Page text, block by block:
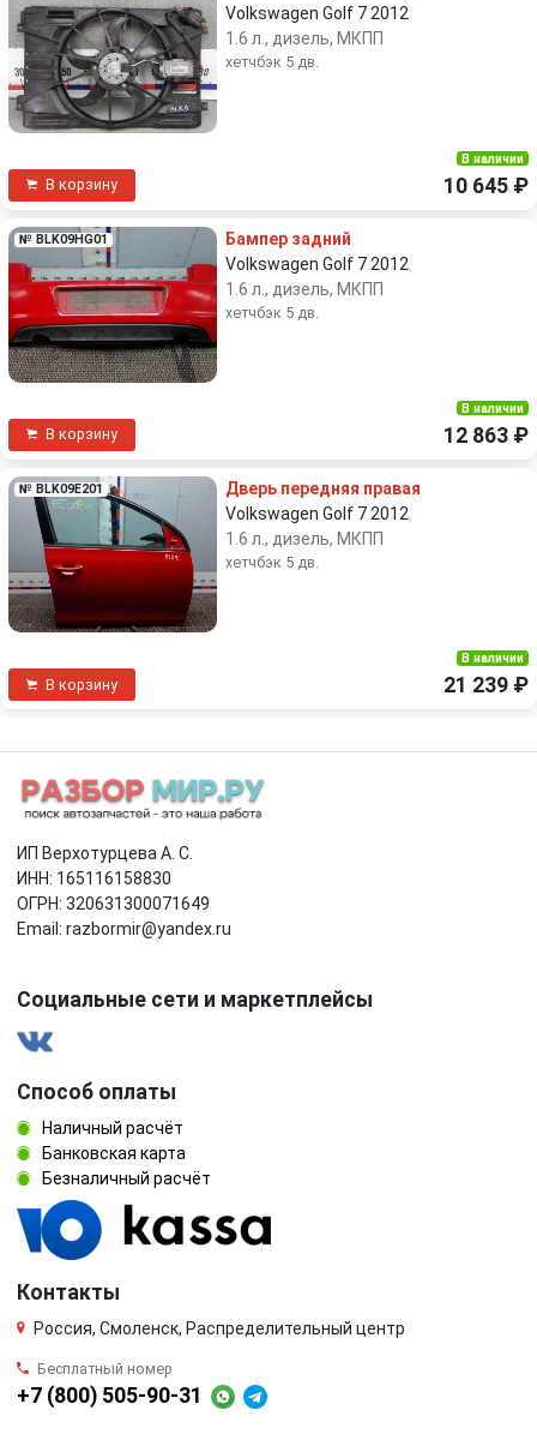
Volkswagen Golf 7 2012
1.6 л., дизель, МКПП
хетчбэк 5 дв.
В корзину
В наличии
10 645 ₽
№ BLK09HG01
Бампер задний
Volkswagen Golf 7 2012
1.6 л., дизель, МКПП
хетчбэк 5 дв.
В корзину
В наличии
12 863 ₽
№ BLK09E201
Дверь передняя правая
Volkswagen Golf 7 2012
1.6 л., дизель, МКПП
хетчбэк 5 дв.
В корзину
В наличии
21 239 ₽
ИП Верхотурцева А. С.
ИНН: 165116158830
ОГРН: 320631300071649
Email: razbormir@yandex.ru
Социальные сети и маркетплейсы
Способ оплаты
Наличный расчёт
Банковская карта
Безналичный расчёт
Контакты
Россия, Смоленск, Распределительный центр
Бесплатный номер
+7 (800) 505-90-31